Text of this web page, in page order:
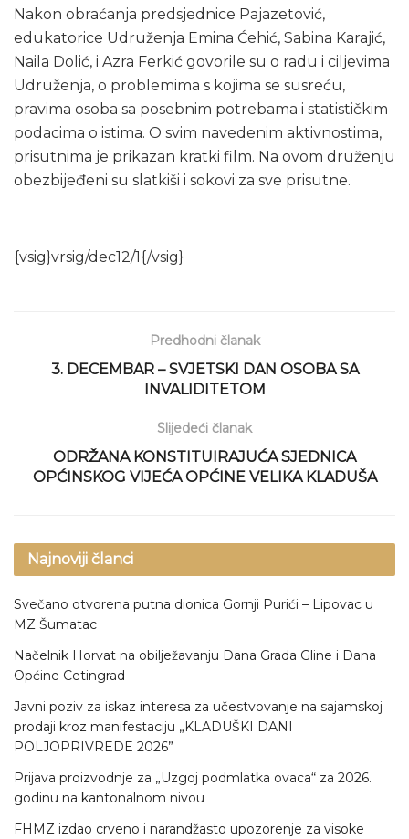
Nakon obraćanja predsjednice Pajazetović,
edukatorice Udruženja Emina Ćehić, Sabina Karajić,
Naila Dolić, i Azra Ferkić govorile su o radu i ciljevima
Udruženja, o problemima s kojima se susreću,
pravima osoba sa posebnim potrebama i statističkim
podacima o istima. O svim navedenim aktivnostima,
prisutnima je prikazan kratki film. Na ovom druženju
obezbijeđeni su slatkiši i sokovi za sve prisutne.
{vsig}vrsig/dec12/1{/vsig}
Predhodni članak
3. DECEMBAR – SVJETSKI DAN OSOBA SA
INVALIDITETOM
Slijedeći članak
ODRŽANA KONSTITUIRAJUĆA SJEDNICA
OPĆINSKOG VIJEĆA OPĆINE VELIKA KLADUŠA
Najnoviji članci
Svečano otvorena putna dionica Gornji Purići – Lipovac u
MZ Šumatac
Načelnik Horvat na obilježavanju Dana Grada Gline i Dana
Općine Cetingrad
Javni poziv za iskaz interesa za učestvovanje na sajamskoj
prodaji kroz manifestaciju „KLADUŠKI DANI
POLJOPRIVREDE 2026”
Prijava proizvodnje za „Uzgoj podmlatka ovaca“ za 2026.
godinu na kantonalnom nivou
FHMZ izdao crveno i narandžasto upozorenje za visoke